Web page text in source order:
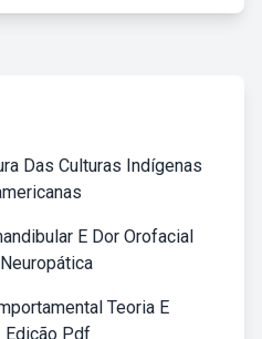
Das Culturas Indígenas
E Dor Orofacial
Teoria E
Edição Pdf